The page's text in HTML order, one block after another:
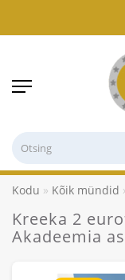
Kodu Kõik mündid
Kreeka 2
Akadeemia